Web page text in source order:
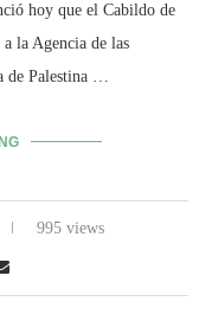
hoy que el Cabildo de
la Agencia de las
de Palestina …
995 views